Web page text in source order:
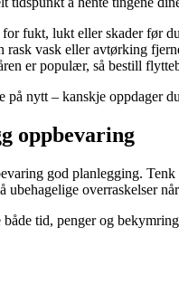
fukt, lukt eller skader før
rask vask eller avtørking
er populær, så bestill
på nytt – kanskje oppdager
oppbevaring
god planlegging.
ubehagelige overraskelser
tid, penger og